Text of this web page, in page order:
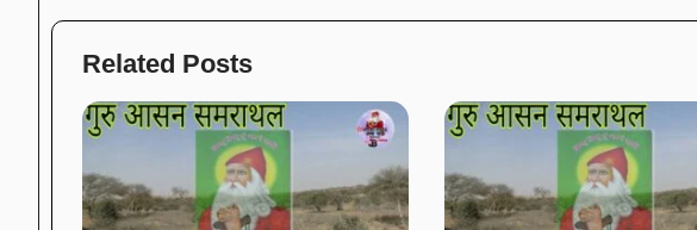
Related Posts